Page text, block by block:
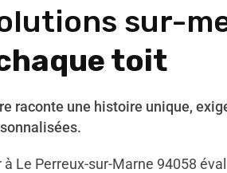
sur-
toit
raconte une histoire unique,
à Le Perreux-sur-Marne 94058